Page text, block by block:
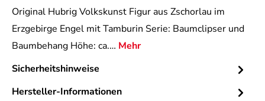
Original Hubrig Volkskunst Figur aus Zschorlau im
Erzgebirge Engel mit Tamburin Serie: Baumclipser und
Baumbehang Höhe: ca.… Mehr
Sicherheitshinweise
Hersteller-Informationen